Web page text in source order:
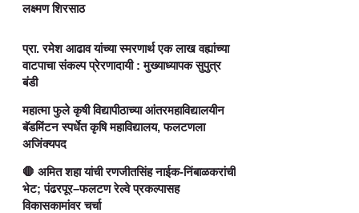
लक्ष्मण शिरसाठ
प्रा. रमेश आढाव यांच्या स्मरणार्थ एक लाख वह्यांच्या
वाटपाचा संकल्प प्रेरणादायी : मुख्याध्यापक सुपुत्र
बंडी
महात्मा फुले कृषी विद्यापीठाच्या आंतरमहाविद्यालयीन
बॅडमिंटन स्पर्धेत कृषि महाविद्यालय, फलटणला
अजिंक्यपद
🛑 अमित शहा यांची रणजीतसिंह नाईक-निंबाळकरांची
भेट; पंढरपूर–फलटण रेल्वे प्रकल्पासह
विकासकामांवर चर्चा